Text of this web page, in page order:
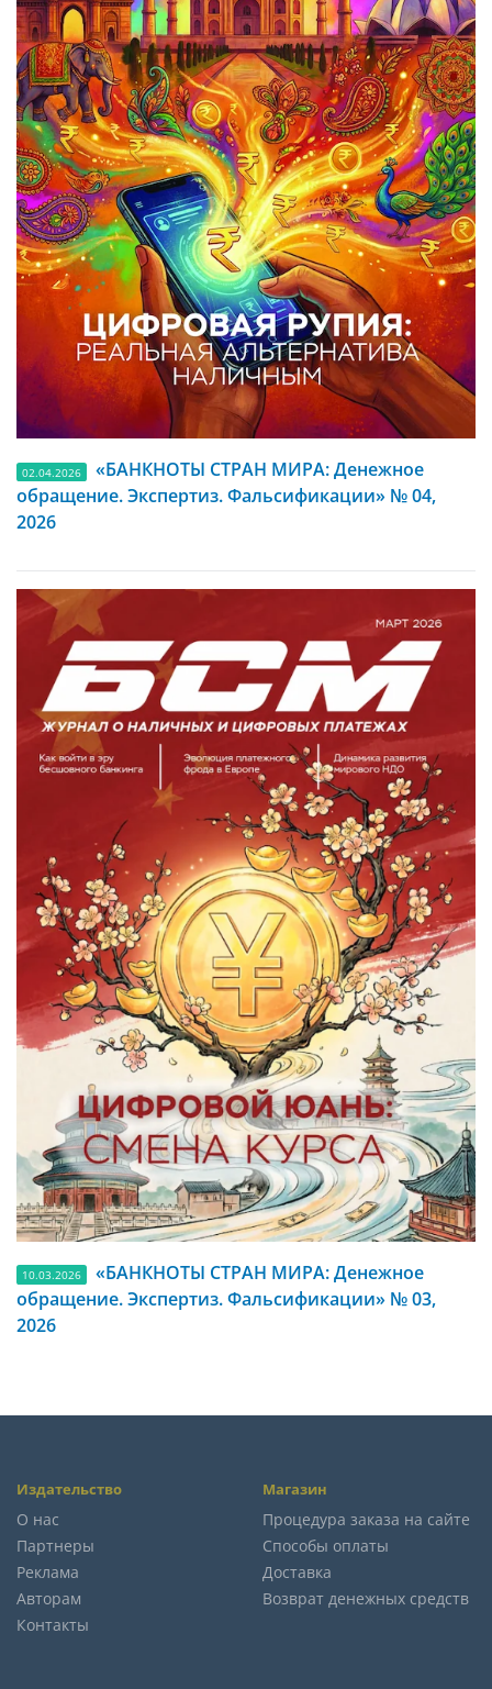
02.04.2026
«БАНКНОТЫ СТРАН МИРА: Денежное
обращение. Экспертиз. Фальсификации» № 04,
2026
10.03.2026
«БАНКНОТЫ СТРАН МИРА: Денежное
обращение. Экспертиз. Фальсификации» № 03,
2026
Издательство
О нас
Партнеры
Реклама
Авторам
Контакты
Магазин
Процедура заказа на сайте
Способы оплаты
Доставка
Возврат денежных средств